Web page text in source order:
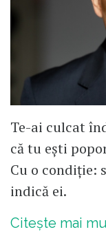
Te-ai culcat
că tu ești
Cu o condiție:
indică ei.
Citește mai